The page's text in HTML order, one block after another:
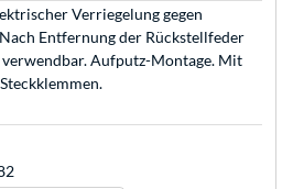
Verriegelung gegen
Entfernung der Rückstellfeder
Aufputz-Montage. Mit